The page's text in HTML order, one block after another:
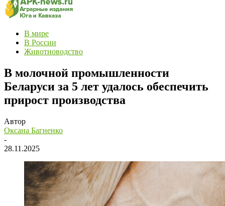
В мире
В России
Животноводство
В молочной промышленности
Беларуси за 5 лет удалось обеспечить
прирост производства
Автор
Оксана Багненко
-
28.11.2025